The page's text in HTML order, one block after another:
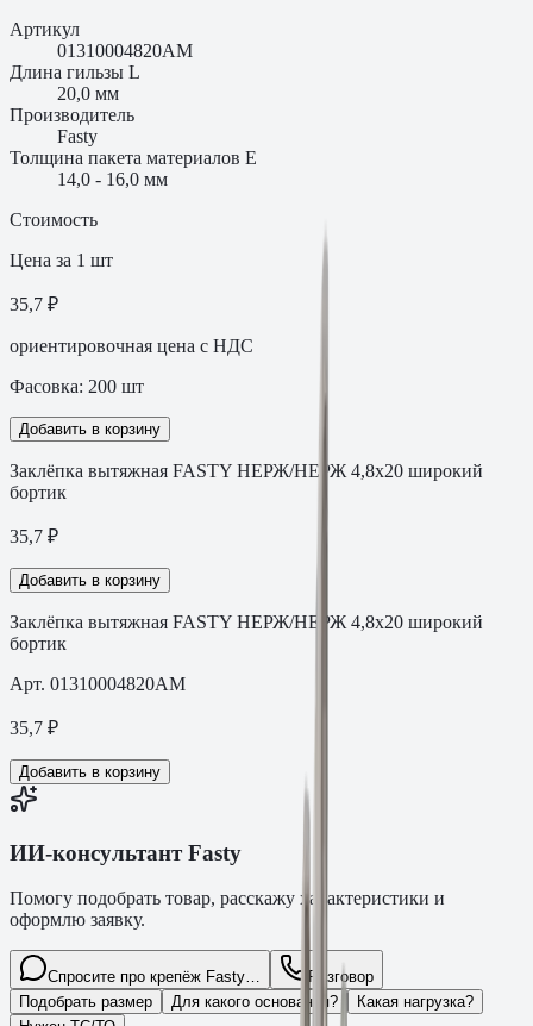
Артикул
01310004820AM
Длина гильзы L
20,0 мм
Производитель
Fasty
Толщина пакета материалов E
14,0 - 16,0 мм
Стоимость
Цена за 1 шт
35,7 ₽
ориентировочная цена с НДС
Фасовка: 200 шт
Добавить в корзину
Заклёпка вытяжная FASTY НЕРЖ/НЕРЖ 4,8х20 широкий
бортик
35,7 ₽
Добавить в корзину
Заклёпка вытяжная FASTY НЕРЖ/НЕРЖ 4,8х20 широкий
бортик
Арт. 01310004820AM
35,7 ₽
Добавить в корзину
ИИ-консультант Fasty
Помогу подобрать товар, расскажу характеристики и
оформлю заявку.
Спросите про крепёж Fasty…
Разговор
Подобрать размер
Для какого основания?
Какая нагрузка?